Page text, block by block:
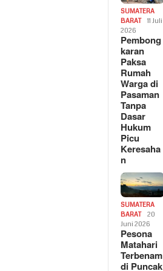
SUMATERA
BARAT
11 Juli
2026
Pembong
karan
Paksa
Rumah
Warga di
Pasaman
Tanpa
Dasar
Hukum
Picu
Keresaha
n
SUMATERA
BARAT
20
Juni 2026
Pesona
Matahari
Terbenam
di Puncak